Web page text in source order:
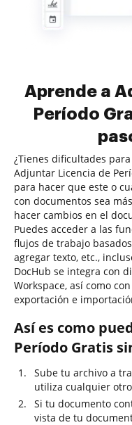
Aprende a
Período
¿Tienes dificultades
Adjuntar Licencia de
para hacer que este o
con documentos sea
hacer cambios en el
Puedes acceder a las
flujos de trabajo
agregar texto, etc.,
DocHub se integra con
Workspace, así como
exportación e
Así es como
Período Gratis
Sube tu archivo a
utiliza cualquier
Si tu documento
vista de tu